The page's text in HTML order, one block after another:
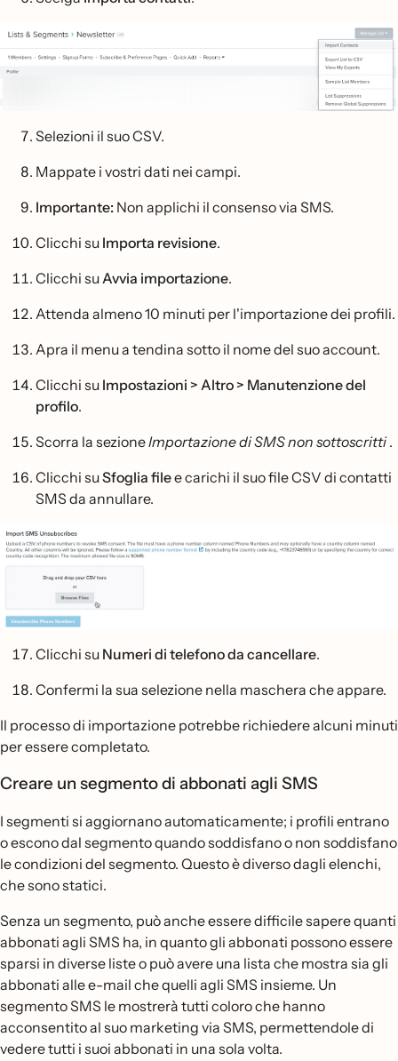
Selezioni il suo CSV.
Mappate i vostri dati nei campi.
Importante: Non applichi il consenso via SMS.
Clicchi su Importa revisione.
Clicchi su Avvia importazione.
Attenda almeno 10 minuti per l'importazione dei profili.
Apra il menu a tendina sotto il nome del suo account.
Clicchi su Impostazioni > Altro > Manutenzione del
profilo.
Scorra la sezioneImportazione di SMS non sottoscritti.
Clicchi suSfoglia filee carichi il suo file CSV di contatti
SMS da annullare.
Clicchi su Numeri di telefono da cancellare.
Confermi la sua selezione nella maschera che appare.
Il processo di importazione potrebbe richiedere alcuni minuti
per essere completato.
Creare un segmento di abbonati agli SMS
I segmenti si aggiornano automaticamente; i profili entrano
o escono dal segmento quando soddisfano o non soddisfano
le condizioni del segmento. Questo è diverso dagli elenchi,
che sono statici.
Senza un segmento, può anche essere difficile sapere quanti
abbonati agli SMS ha, in quanto gli abbonati possono essere
sparsi in diverse liste o può avere una lista che mostra sia gli
abbonati alle e-mail che quelli agli SMS insieme. Un
segmento SMS le mostrerà tutti coloro che hanno
acconsentito al suo marketing via SMS, permettendole di
vedere tutti i suoi abbonati in una sola volta.